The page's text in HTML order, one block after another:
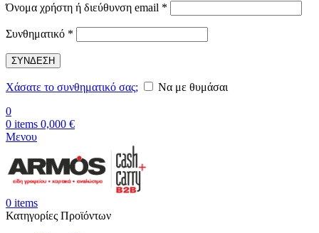
Όνομα χρήστη ή διεύθυνση email *
Συνθηματικό *
ΣΥΝΔΕΣΗ
Χάσατε το συνθηματικό σας;
Να με θυμάσαι
0
0 items 0,000 €
Μενου
0 items
Κατηγορίες Προϊόντων